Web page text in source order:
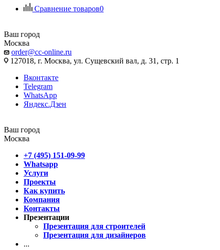
Сравнение товаров0
Ваш город
Москва
order@cc-online.ru
127018, г. Москва, ул. Сущевский вал, д. 31, стр. 1
Вконтакте
Telegram
WhatsApp
Яндекс.Дзен
Ваш город
Москва
+7 (495) 151-09-99
Whatsapp
Услуги
Проекты
Как купить
Компания
Контакты
Презентации
Презентация для строителей
Презентация для дизайнеров
...